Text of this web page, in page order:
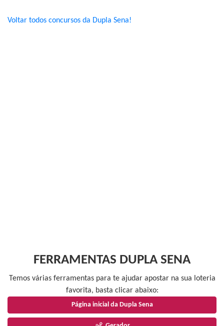
Voltar todos concursos da Dupla Sena!
FERRAMENTAS DUPLA SENA
Temos várias ferramentas para te ajudar apostar na sua loteria
favorita, basta clicar abaixo:
Página inicial da Dupla Sena